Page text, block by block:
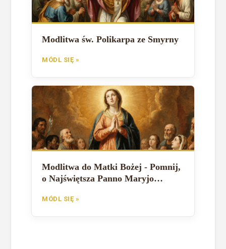
Modlitwa św. Polikarpa ze Smyrny
MÓDL SIĘ »
Modlitwa do Matki Bożej - Pomnij,
o Najświętsza Panno Maryjo
MÓDL SIĘ »